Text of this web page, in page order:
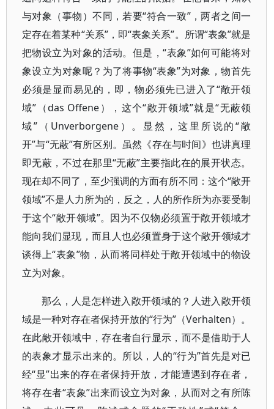
与对象（事物）不同，若要“符合一致”，两者之间一
定存在着某种“关系”，即“表象关系”。所谓“表象”就是
把物设立为对象的活动。但是，“表象”如何可能将对
象设立为对象呢？为了将事物“表象”为对象，物首先
必须是显而易见的，即，物必须先已进入了“敞开领
域”（das Offene），这个“敞开领域”就是“无蔽领
域”（Unverborgene）。显然，这里所说的“敞
开”与“无蔽”有所区别。虽然《存在与时间》也讲真理
即无蔽，不过在那里“无蔽”主要指此在的展开状态。
现在却不同了，至少强调的方面有所不同：这个“敞开
领域”不是人力所为的，反之，人的所作所为亦要受制
于这个“敞开领域”。因为不仅物必须置于敞开领域才
能向我们显现，而且人也必须置身于这个敞开领域才
谈得上“表象”物，从而将同样处于敞开领域中的物设
立为对象。
那么，人是怎样进入敞开领域的？人进入敞开领
域是一种对存在者保持开放的“行为”（Verhalten）。
在此敞开领域中，存在者自行显示，而不是借助于人
的表象才显示出来的。所以，人的“行为”首先是对已
经“显”出来的存在者保持开放，才能遭遇到存在者，
将存在者“表象”出来而设立为对象，从而对之有所陈